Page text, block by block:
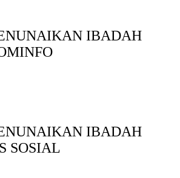
IBADAH
IBADAH
SOSIAL